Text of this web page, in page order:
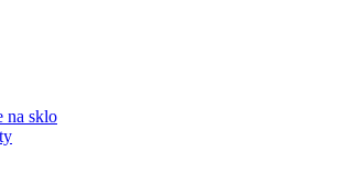
na sklo